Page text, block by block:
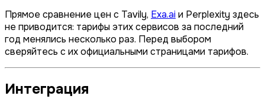
Прямое сравнение цен с Tavily, Exa.aiи Perplexity здесь
не приводится: тарифы этих сервисов за последний
год менялись несколько раз. Перед выбором
сверяйтесь с их официальными страницами тарифов.
Интеграция